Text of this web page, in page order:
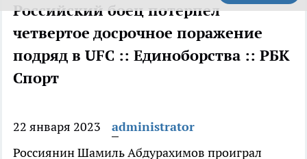
Российский боец потерпел
четвертое досрочное поражение
подряд в UFC :: Единоборства :: РБК
Спорт
22 января 2023
administrator
Россиянин Шамиль Абдурахимов проиграл